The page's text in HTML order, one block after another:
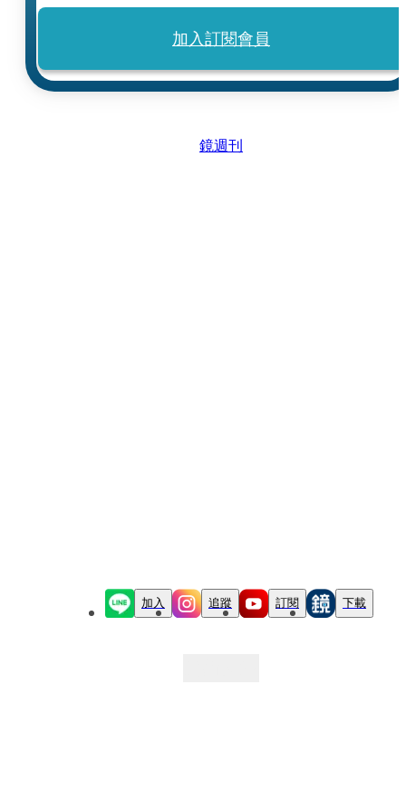
加入訂閱會員
鏡週刊
加入 追蹤 訂閱 下載